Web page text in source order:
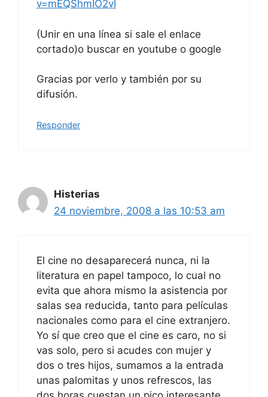
v=mEQShmIO2vI
(Unir en una línea si sale el enlace
cortado)o buscar en youtube o google
Gracias por verlo y también por su
difusión.
Responder
Histerias
24 noviembre, 2008 a las 10:53 am
El cine no desaparecerá nunca, ni la
literatura en papel tampoco, lo cual no
evita que ahora mismo la asistencia por
salas sea reducida, tanto para películas
nacionales como para el cine extranjero.
Yo sí que creo que el cine es caro, no si
vas solo, pero si acudes con mujer y
dos o tres hijos, sumamos a la entrada
unas palomitas y unos refrescos, las